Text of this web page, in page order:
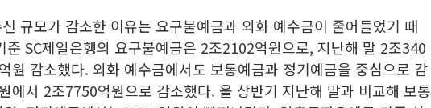
규모가 감소한 이유는 요구불예금과 외화 예수금이 줄어들었기 때
준 SC제일은행의 요구불예금은 2조2102억원으로, 지난해 말 2조340
원 감소했다. 외화 예수금에서도 보통예금과 정기예금을 중심으로 감
에서 2조7750억원으로 감소했다. 올 상반기 지난해 말과 비교해 보통